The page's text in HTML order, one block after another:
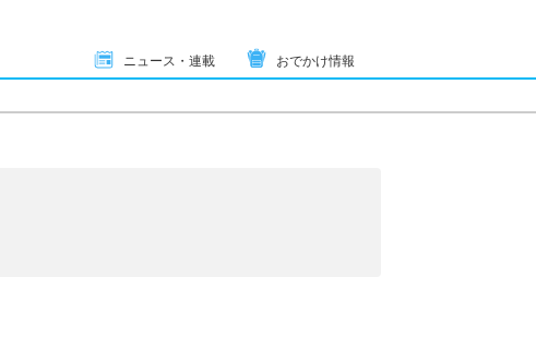
ニュース・連載 おでかけ情報